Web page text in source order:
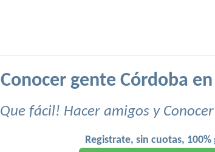
Conocer gente Córdoba
Que fácil! Hacer amigos y
Registrate, sin cuotas, 100%